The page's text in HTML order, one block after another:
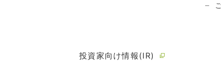
投資家向け情報(IR)